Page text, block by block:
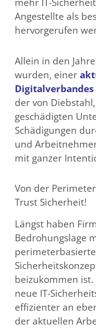
mehr IT-
Angestellte als
hervorgerufen
Allein in den
wurden, einer
der von
geschädigten
Schädigungen
und
mit ganzer
Von der
Trust Sicherheit!
Längst haben
Bedrohungslage
beizukommen
neue IT-
effizienter an
der aktuellen